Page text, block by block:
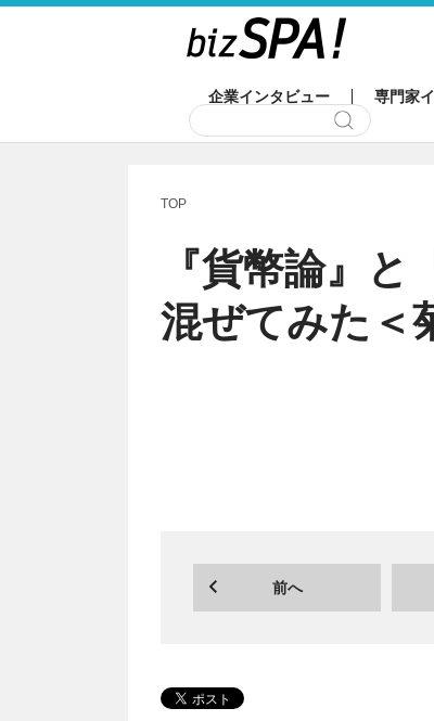
企業インタビュー 専門家
TOP
『貨幣論』
混ぜてみた＜
前へ